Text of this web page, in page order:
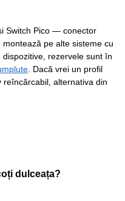
Switch Pico — conector
pe alte sisteme cu
rezervele sunt în
. Dacă vrei un profil
alternativa din
dulceața?